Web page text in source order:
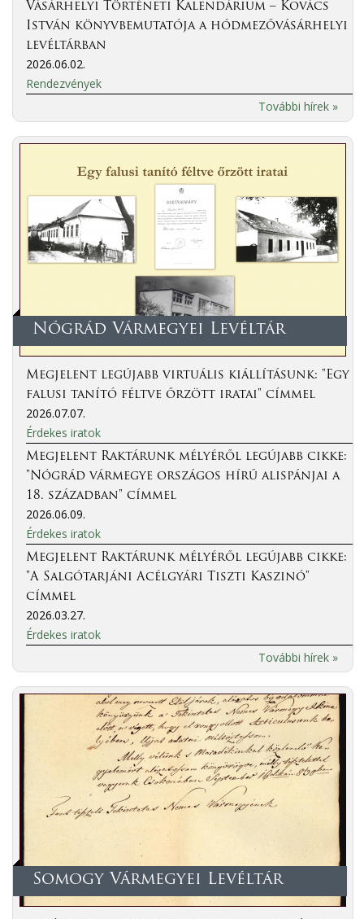
Vásárhelyi Történeti Kalendárium – Kovács
István könyvbemutatója a hódmezővásárhelyi
levéltárban
2026.06.02.
Rendezvények
További hírek »
Nógrád Vármegyei Levéltár
Megjelent legújabb virtuális kiállításunk: "Egy
falusi tanító féltve őrzött iratai" címmel
2026.07.07.
Érdekes iratok
Megjelent Raktárunk mélyéről legújabb cikke:
"Nógrád vármegye országos hírű alispánjai a
18. században" címmel
2026.06.09.
Érdekes iratok
Megjelent Raktárunk mélyéről legújabb cikke:
"A Salgótarjáni Acélgyári Tiszti Kaszinó"
címmel
2026.03.27.
Érdekes iratok
További hírek »
Somogy Vármegyei Levéltár